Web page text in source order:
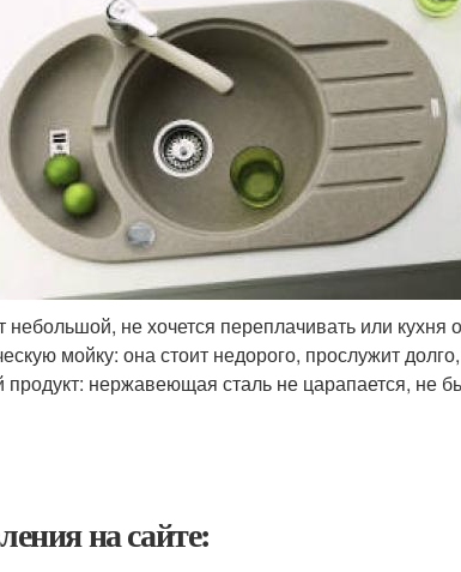
не хочется переплачивать или кухня
мойку: она стоит недорого, прослужит
нержавеющая сталь не царапается, не
на сайте: